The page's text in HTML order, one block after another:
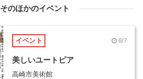
そのほかのイベント
イベント 8/7
美しいユートピア
高崎市美術館